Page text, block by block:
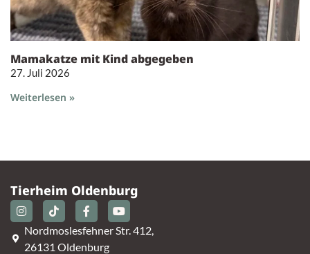
Mamakatze mit Kind abgegeben
27. Juli 2026
Weiterlesen »
Tierheim Oldenburg
Nordmoslesfehner Str. 412,
26131 Oldenburg